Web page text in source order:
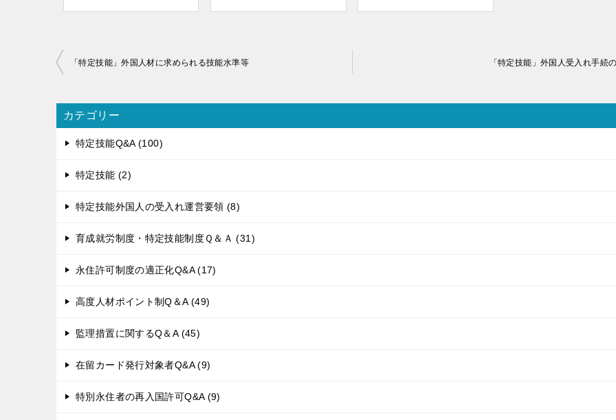
投
稿
ビ
ゲ
シ
ン
「特定技能」外国人材に求められる技能水準等 「特定技能」外国人受入れ手続
カテゴリー
特定技能Q&A (100)
特定技能 (2)
特定技能外国人の受入れ運営要領 (8)
育成就労制度・特定技能制度Ｑ＆Ａ (31)
永住許可制度の適正化Q&A (17)
高度人材ポイント制Q＆A (49)
監理措置に関するQ＆A (45)
在留カード発行対象者Q&A (9)
特別永住者の再入国許可Q&A (9)